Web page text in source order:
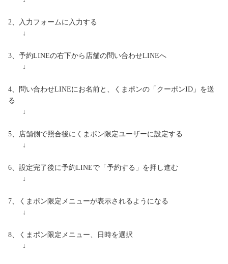
2、入力フォームに入力する
↓
3、予約LINEの右下から店舗の問い合わせLINEへ
↓
4、問い合わせLINEにお名前と、くまポンの「クーポンID」を送
る
↓
5、店舗側で照合後にくまポン限定ユーザーに設定する
↓
6、設定完了後に予約LINEで「予約する」を押し進む
↓
7、くまポン限定メニューが表示されるようになる
↓
8、くまポン限定メニュー、日時を選択
↓